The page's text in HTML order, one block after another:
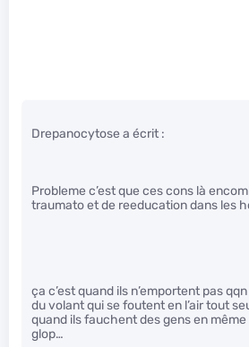
Drepanocytose a écrit :
Probleme c’est que ces cons là
traumato et de reeducation dans les
ça c’est quand ils n’emportent pas
du volant qui se foutent en l’air tout
quand ils fauchent des gens en même
glop…